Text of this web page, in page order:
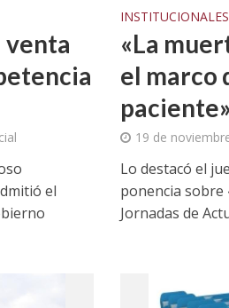
venta
el
INSTITUCIONALES
«La
el marco
paciente»
19 de
Lo destacó el
ponencia sobre
Jornadas de